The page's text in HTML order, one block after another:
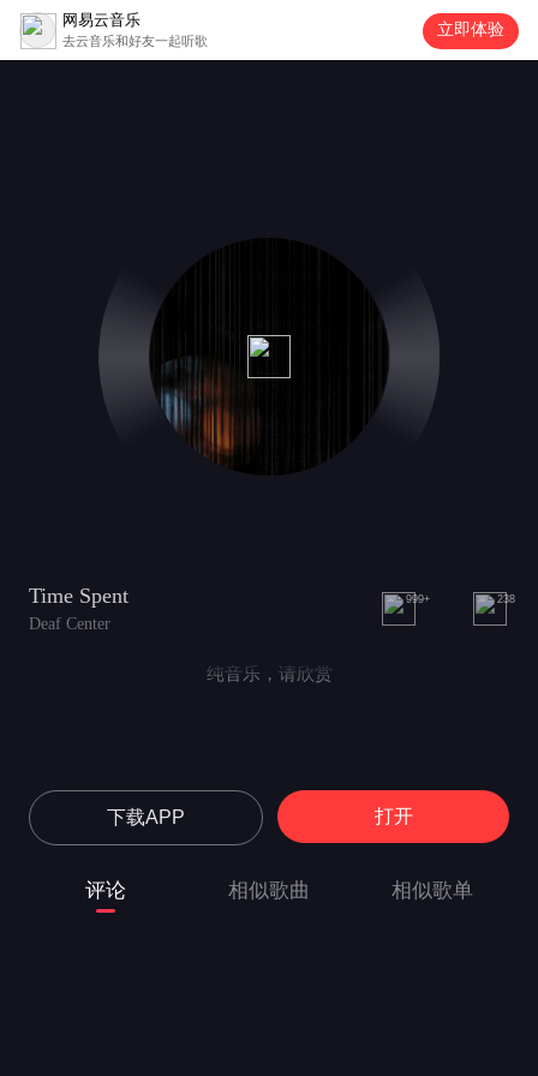
网易云音乐
去云音乐和好友一起听歌
立即体验
Time Spent
Deaf Center
999+ 238
纯音乐，请欣赏
下载APP 打开
评论 相似歌曲 相似歌单